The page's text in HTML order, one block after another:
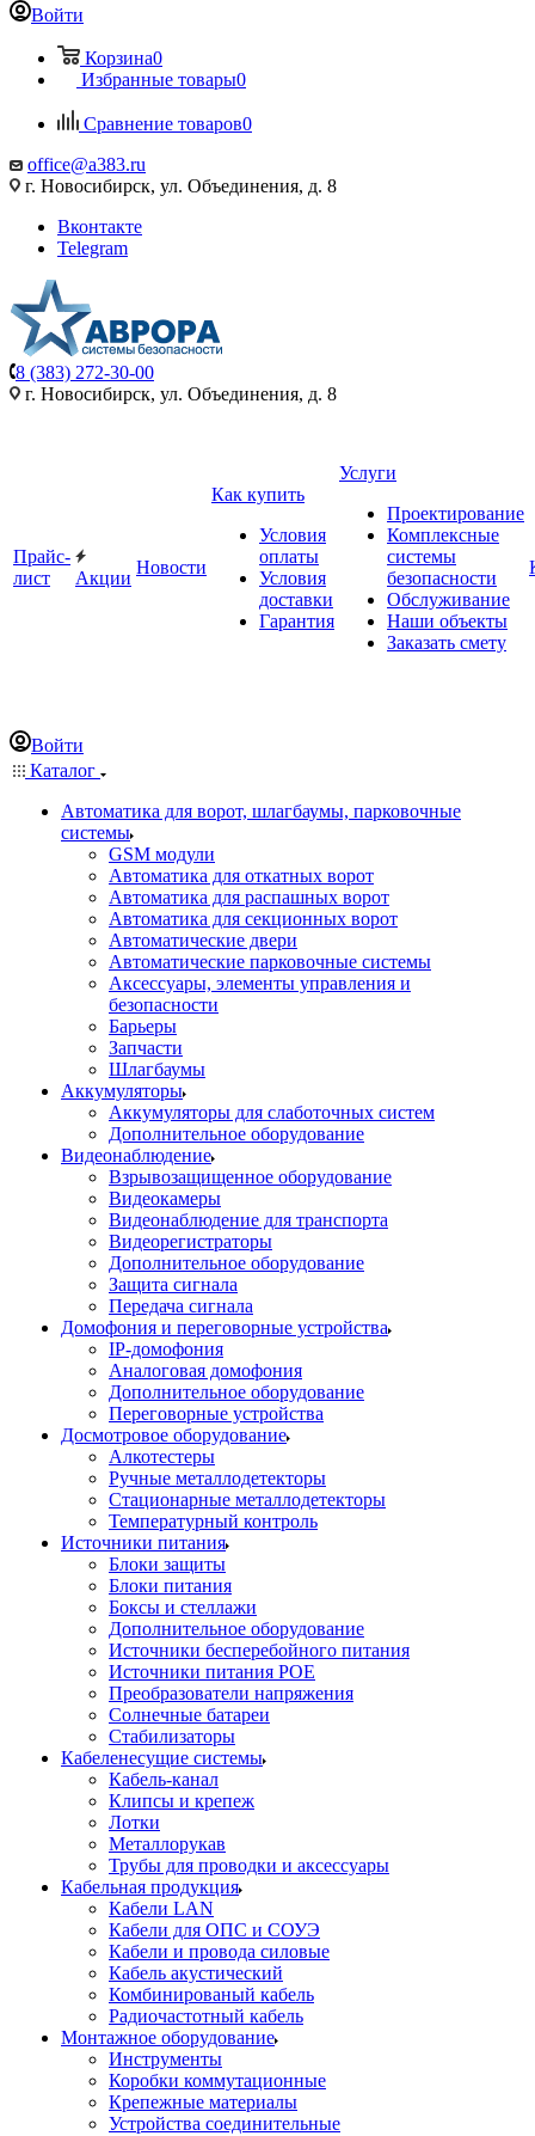
Войти
Корзина0
Избранные товары0
Сравнение товаров0
office@a383.ru
г. Новосибирск, ул. Объединения, д. 8
Вконтакте
Telegram
8 (383) 272-30-00
г. Новосибирск, ул. Объединения, д. 8
Прайс-
лист
Акции
Новости
Как купить
Условия
оплаты
Условия
доставки
Гарантия
Услуги
Проектирование
Комплексные
системы
безопасности
Обслуживание
Наши объекты
Заказать смету
Войти
Каталог
Автоматика для ворот, шлагбаумы, парковочные
системы
GSM модули
Автоматика для откатных ворот
Автоматика для распашных ворот
Автоматика для секционных ворот
Автоматические двери
Автоматические парковочные системы
Аксессуары, элементы управления и
безопасности
Барьеры
Запчасти
Шлагбаумы
Аккумуляторы
Аккумуляторы для слаботочных систем
Дополнительное оборудование
Видеонаблюдение
Взрывозащищенное оборудование
Видеокамеры
Видеонаблюдение для транспорта
Видеорегистраторы
Дополнительное оборудование
Защита сигнала
Передача сигнала
Домофония и переговорные устройства
IP-домофония
Аналоговая домофония
Дополнительное оборудование
Переговорные устройства
Досмотровое оборудование
Алкотестеры
Ручные металлодетекторы
Стационарные металлодетекторы
Температурный контроль
Источники питания
Блоки защиты
Блоки питания
Боксы и стеллажи
Дополнительное оборудование
Источники бесперебойного питания
Источники питания POE
Преобразователи напряжения
Солнечные батареи
Стабилизаторы
Кабеленесущие системы
Кабель-канал
Клипсы и крепеж
Лотки
Металлорукав
Трубы для проводки и аксессуары
Кабельная продукция
Кабели LAN
Кабели для ОПС и СОУЭ
Кабели и провода силовые
Кабель акустический
Комбинированый кабель
Радиочастотный кабель
Монтажное оборудование
Инструменты
Коробки коммутационные
Крепежные материалы
Устройства соединительные